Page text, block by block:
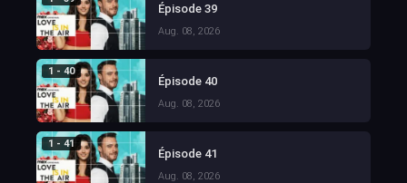
Épisode 39
Aug. 08, 2026
1 - 40
Épisode 40
Aug. 08, 2026
1 - 41
Épisode 41
Aug. 08, 2026